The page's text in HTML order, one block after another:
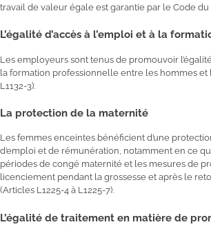
travail de valeur égale est garantie par le Code du
L’égalité d’accès à l’emploi et à la
Les employeurs sont tenus de promouvoir l’égalité
la formation professionnelle entre les hommes et
L1132-3).
La protection de la maternité
Les femmes enceintes bénéficient d’une
d’emploi et de rémunération, notamment en ce
périodes de congé maternité et les mesures de
licenciement pendant la grossesse et après le
(Articles L1225-4 à L1225-7).
L’égalité de traitement en matière de